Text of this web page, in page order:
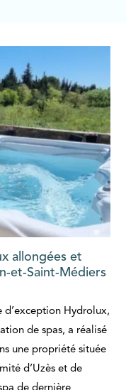
allongées et
et-Saint-Médiers
d’exception Hydrolux,
de spas, a réalisé
une propriété située
d’Uzès et de
de dernière